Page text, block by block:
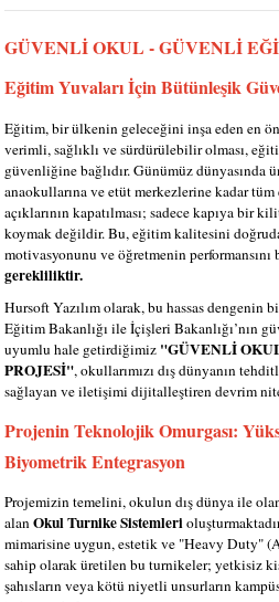
GÜVENLİ OKUL - GÜVENLİ
Eğitim Yuvaları İçin Bütünleşik
Eğitim, bir ülkenin geleceğini inşa eden en
verimli, sağlıklı ve sürdürülebilir olması,
güvenliğine bağlıdır. Günümüz
anaokullarına ve etüt merkezlerine kadar
açıklarının kapatılması; sadece kapıya bir
koymak değildir. Bu, eğitim kalitesini
motivasyonunu ve öğretmenin
gerekliliktir.
Hursoft Yazılım olarak, bu hassas
Eğitim Bakanlığı ile İçişleri Bakanlığı’nın
uyumlu hale getirdiğimiz "GÜVENLİ
PROJESİ", okullarımızı dış dünyanın
sağlayan ve iletişimi dijitalleştiren devrim
Projenin Teknolojik Omurgası:
Biyometrik Entegrasyon
Projemizin temelini, okulun dış dünya ile
alanOkul Turnike Sistemleri
mimarisine uygun, estetik ve "Heavy Duty"
sahip olarak üretilen bu turnikeler; yetkisiz
şahısların veya kötü niyetli unsurların